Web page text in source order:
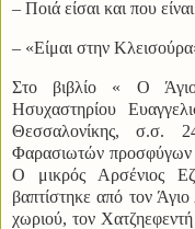
– Ποιά είσαι και που
– «Είμαι στην
Στο βιβλίο « Ο
Ησυχαστηρίου
Θεσσαλονίκης, σ.σ.
Φαρασιωτών προσφύγων
Ο μικρός Αρσένιος
βαπτίστηκε από τον
χωριού, τον